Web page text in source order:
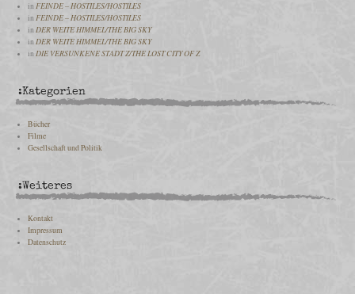
inFEINDE – HOSTILES/HOSTILES
inFEINDE – HOSTILES/HOSTILES
inDER WEITE HIMMEL/THE BIG SKY
inDER WEITE HIMMEL/THE BIG SKY
inDIE VERSUNKENE STADT Z/THE LOST CITY OF Z
:Kategorien
Bücher
Filme
Gesellschaft und Politik
:Weiteres
Kontakt
Impressum
Datenschutz